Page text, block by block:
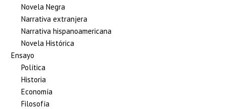
Novela Negra
Narrativa extranjera
Narrativa hispanoamericana
Novela Histórica
Ensayo
Política
Historia
Economía
Filosofía